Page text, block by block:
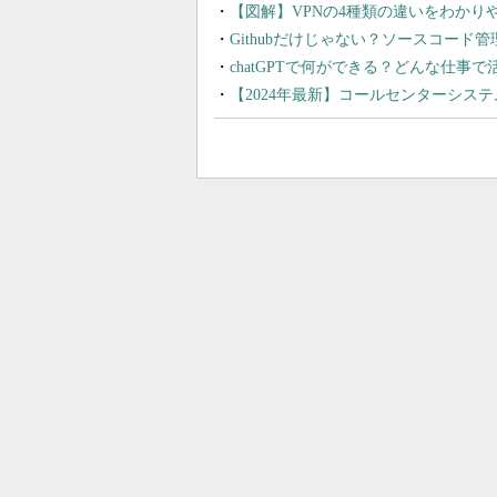
【図解】VPNの4種類の違いをわか
Githubだけじゃない？ソースコード
chatGPTで何ができる？どんな仕事で
【2024年最新】コールセンターシス